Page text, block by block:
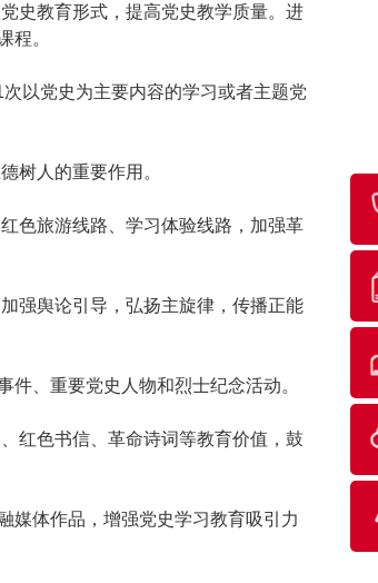
史教育形式，提高党史教学质量。进
程。
以党史为主要内容的学习或者主题党
树人的重要作用。
色旅游线路、学习体验线路，加强革
强舆论引导，弘扬主旋律，传播正能
、重要党史人物和烈士纪念活动。
红色书信、革命诗词等教育价值，鼓
体作品，增强党史学习教育吸引力